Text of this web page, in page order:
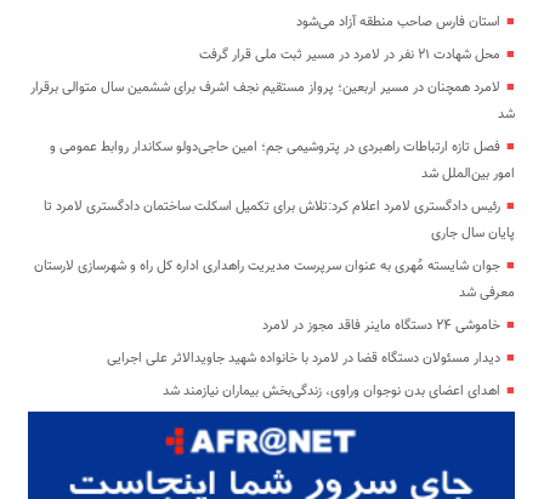
استان فارس صاحب منطقه آزاد می‌شود
محل شهادت ۲۱ نفر در لامرد در مسیر ثبت ملی قرار گرفت
لامرد همچنان در مسیر اربعین؛ پرواز مستقیم نجف اشرف برای ششمین سال متوالی برقرار
شد
فصل تازه ارتباطات راهبردی در پتروشیمی جم؛ امین حاجی‌دولو سکاندار روابط عمومی و
امور بین‌الملل شد
رئیس دادگستری لامرد اعلام کرد:تلاش برای تکمیل اسکلت ساختمان دادگستری لامرد تا
پایان سال جاری
جوان شایسته مُهری به عنوان سرپرست مدیریت راهداری اداره کل راه و شهرسازی لارستان
معرفی شد
خاموشی ۲۴ دستگاه ماینر فاقد مجوز در لامرد
دیدار مسئولان دستگاه قضا در لامرد با خانواده شهید جاویدالاثر علی اجرایی
اهدای اعضای بدن نوجوان وراوی، زندگی‌بخش بیماران نیازمند شد